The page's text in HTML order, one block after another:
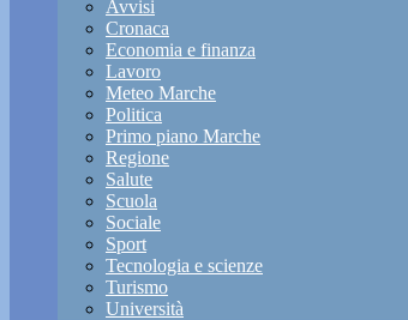
Avvisi
Cronaca
Economia e finanza
Lavoro
Meteo Marche
Politica
Primo piano Marche
Regione
Salute
Scuola
Sociale
Sport
Tecnologia e scienze
Turismo
Università